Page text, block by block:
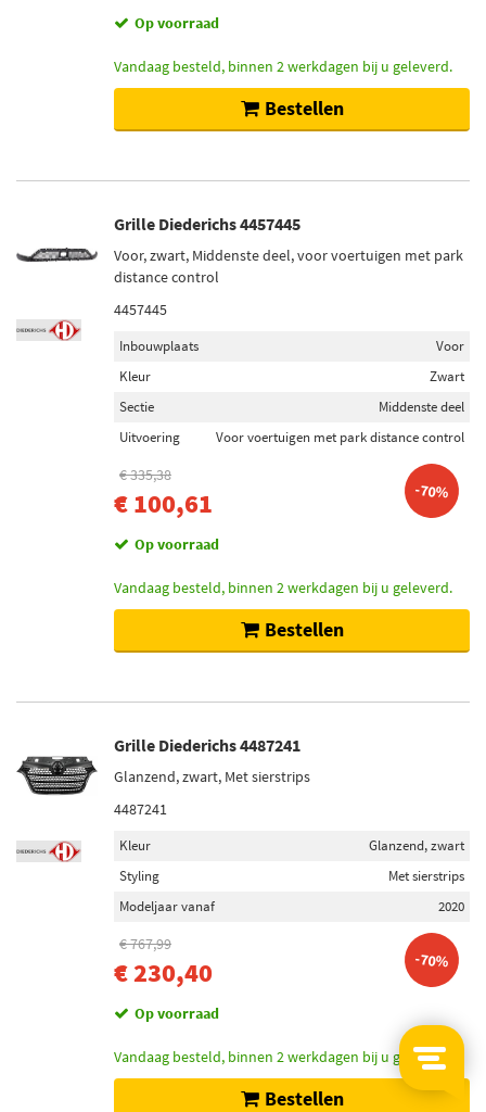
Op voorraad
Vandaag besteld, binnen 2 werkdagen bij u geleverd.
Bestellen
Grille Diederichs 4457445
Voor, zwart, Middenste deel, voor voertuigen met park
distance control
4457445
Inbouwplaats
Voor
Kleur
Zwart
Sectie
Middenste deel
Uitvoering
Voor voertuigen met park distance control
€ 335,38
€ 100,61 -70%
Op voorraad
Vandaag besteld, binnen 2 werkdagen bij u geleverd.
Bestellen
Grille Diederichs 4487241
Glanzend, zwart, Met sierstrips
4487241
Kleur
Glanzend, zwart
Styling
Met sierstrips
Modeljaar vanaf
2020
€ 767,99
€ 230,40 -70%
Op voorraad
Vandaag besteld, binnen 2 werkdagen bij u geleverd.
Bestellen